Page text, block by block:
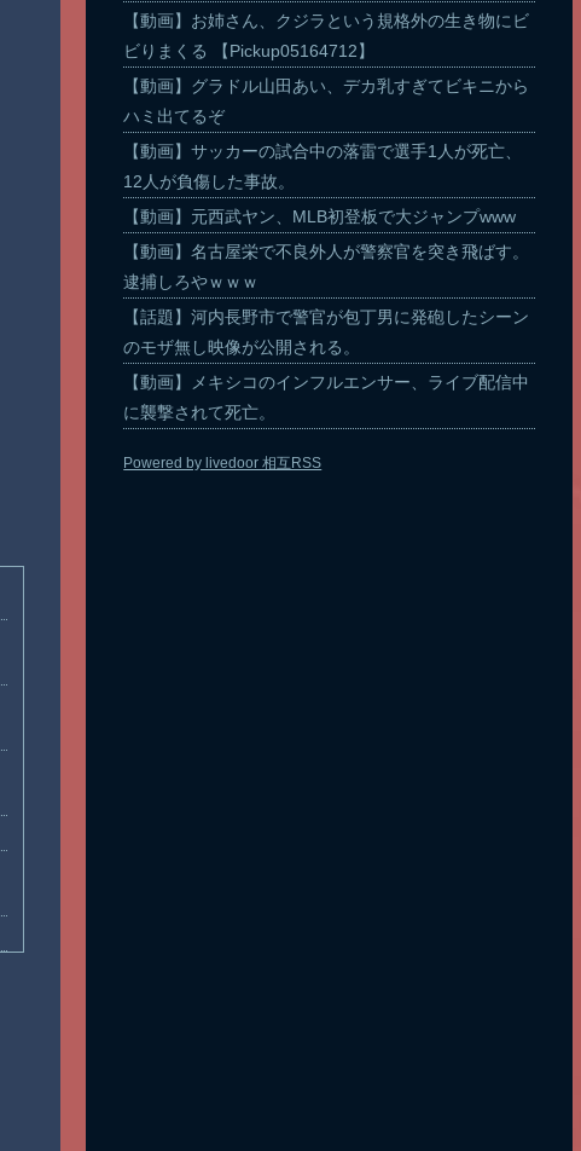
【動画】お姉さん、クジラという規格外の生き物にビ
ビりまくる 【Pickup05164712】
【動画】グラドル山田あい、デカ乳すぎてビキニから
ハミ出てるぞ
【動画】サッカーの試合中の落雷で選手1人が死亡、
12人が負傷した事故。
【動画】元西武ヤン、MLB初登板で大ジャンプwww
【動画】名古屋栄で不良外人が警察官を突き飛ばす。
逮捕しろやｗｗｗ
【話題】河内長野市で警官が包丁男に発砲したシーン
のモザ無し映像が公開される。
【動画】メキシコのインフルエンサー、ライブ配信中
に襲撃されて死亡。
Powered by livedoor 相互RSS